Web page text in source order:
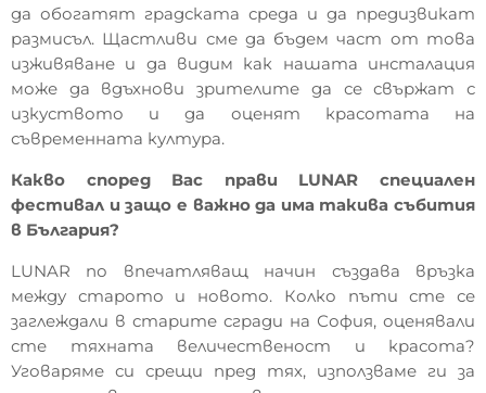
да обогатят градската среда и да предизвикат
размисъл. Щастливи сме да бъдем част от това
изживяване и да видим как нашата инсталация
може да вдъхнови зрителите да се свържат с
изкуството и да оценят красотата на
съвременната култура.
Какво според Вас прави LUNAR специален
фестивал и защо е важно да има такива събития
в България?
LUNAR по впечатляващ начин създава връзка
между старото и новото. Колко пъти сте се
заглеждали в старите сгради на София, оценявали
сте тяхната величественост и красота?
Уговаряме си срещи пред тях, използваме ги за